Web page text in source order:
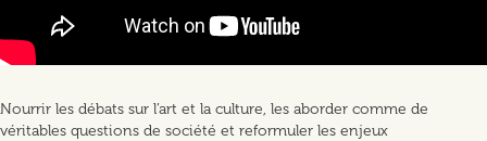
Nourrir les débats sur l’art et la culture, les aborder comme de
véritables questions de société et reformuler les enjeux